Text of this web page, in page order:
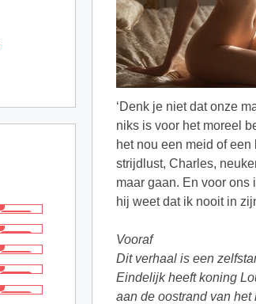
‘Denk je niet dat onze
niks is voor het moreel
het nou een meid of
strijdlust, Charles,
maar gaan. En voor ons
hij weet dat ik nooit in
Vooraf
Dit verhaal is een
Eindelijk heeft koning
aan de oostrand van